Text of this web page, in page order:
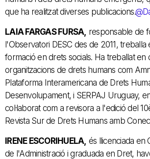
que ha realitzat diverses publicacions.
LAIA FARGAS FURSA, responsable de
l'Observatori DESC des de 2011, treballa
formació en drets socials. Ha treballat en
organitzacions de drets humans com
Plataforma Interamericana de Drets
Desenvolupament, i SERPAJ Uruguay,
col·laborat com a revisora a l'edició del
Revista Sur de Drets Humans amb
IRENE ESCORIHUELA, és llicenciada en
de l'Administració i graduada en Dret,